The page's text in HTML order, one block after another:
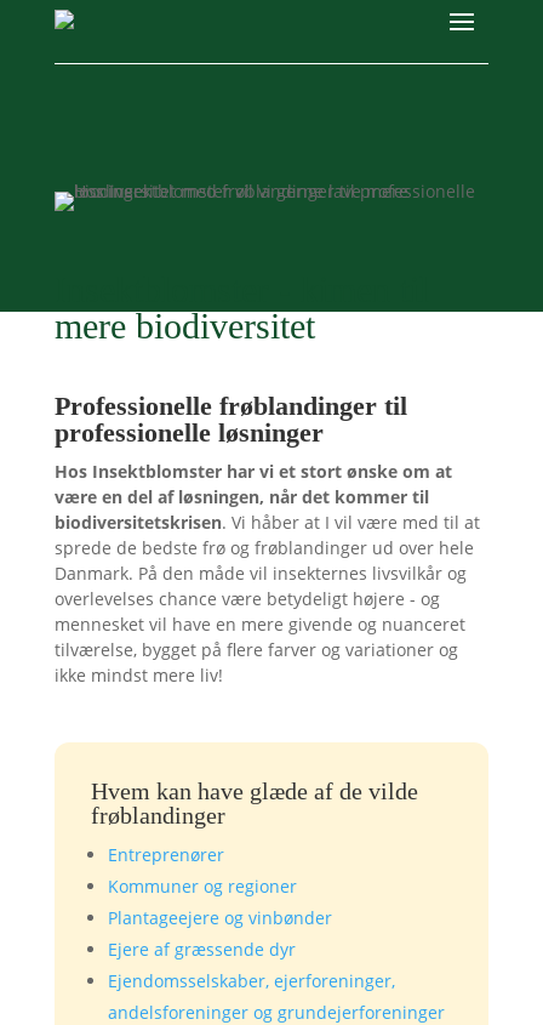
mere biodiversitet
Professionelle frøblandinger til
professionelle løsninger
Hos Insektblomster har vi et stort ønske om at
være en del af løsningen, når det kommer til
biodiversitetskrisen. Vi håber at I vil være med til at
sprede de bedste frø og frøblandinger ud over hele
Danmark. På den måde vil insekternes livsvilkår og
overlevelses chance være betydeligt højere - og
mennesket vil have en mere givende og nuanceret
tilværelse, bygget på flere farver og variationer og
ikke mindst mere liv!
Hvem kan have glæde af de vilde
frøblandinger
Entreprenører
Kommuner og regioner
Plantageejere og vinbønder
Ejere af græssende dyr
Ejendomsselskaber, ejerforeninger,
andelsforeninger og grundejerforeninger